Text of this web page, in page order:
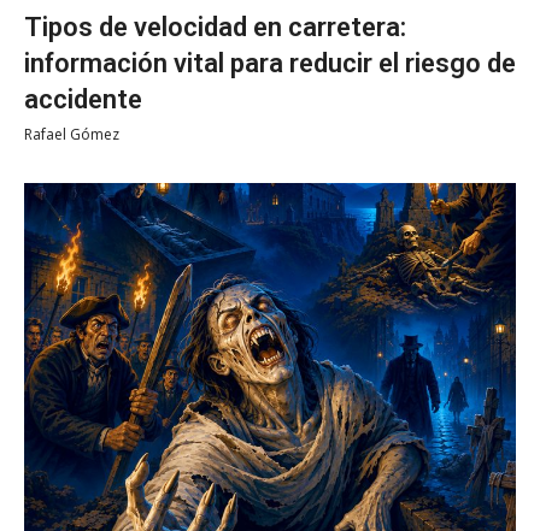
Tipos de velocidad en carretera:
información vital para reducir el riesgo de
accidente
Rafael Gómez